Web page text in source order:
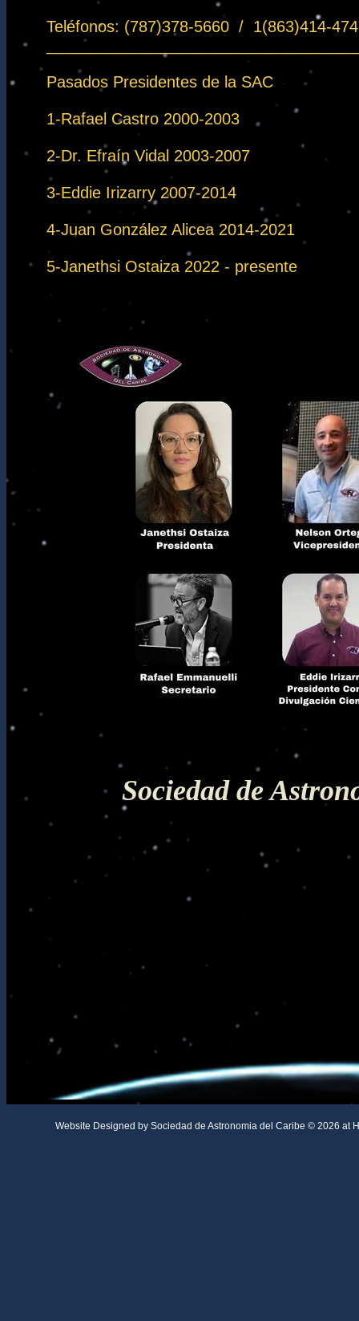
Sociedad de
Teléfonos: (787)378-5660 / 1(863)414-
Pasados Presidentes de la SAC
1-Rafael Castro 2000-2003
2-Dr. Efraín Vidal 2003-2007
3-Eddie Irizarry 2007-2014
4-Juan González Alicea 2014-2021
5-Janethsi Ostaiza 2022 - presente
Website Designed by Sociedad de Astronomia del Caribe © 2026 at